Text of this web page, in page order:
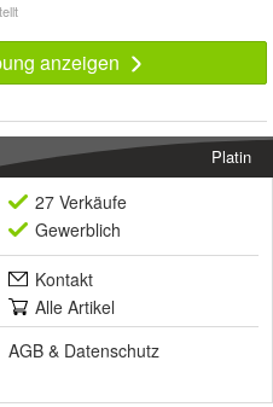
anzeigen
Platin
27 Verkäufe
Gewerblich
Kontakt
Alle Artikel
AGB & Datenschutz